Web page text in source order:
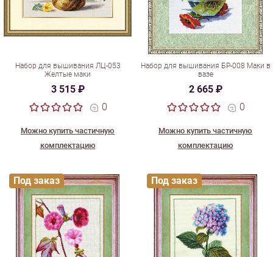
Набор для вышивания ЛЦ-053
Желтые маки
3 515 ₽
0
Можно купить частичную
комплектацию
Набор для вышивания БР-008 Маки в
вазе
2 665 ₽
0
Можно купить частичную
комплектацию
Под заказ Под заказ